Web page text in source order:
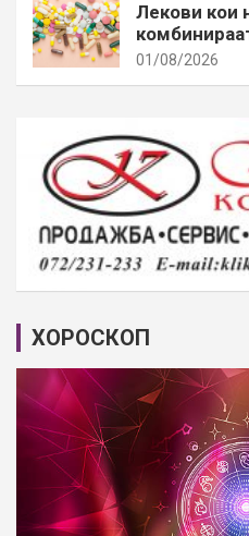
Лекови кои
01/08/2026
ХОРОСКОП